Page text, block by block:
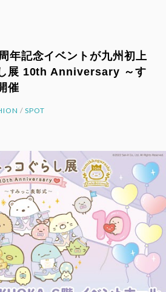
年記念イベントが九州初上
展 10th Anniversary ～す
催
/ SPOT